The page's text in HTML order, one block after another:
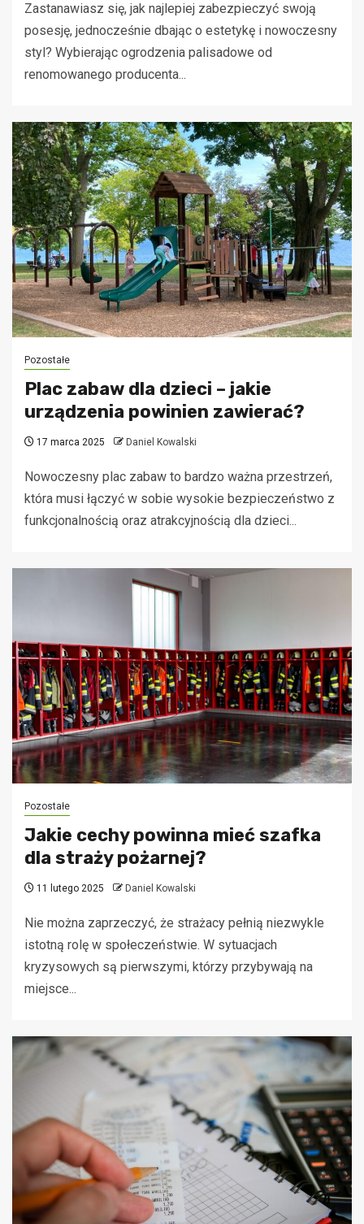
Zastanawiasz się, jak najlepiej zabezpieczyć swoją
posesję, jednocześnie dbając o estetykę i nowoczesny
styl? Wybierając ogrodzenia palisadowe od
renomowanego producenta...
Pozostałe
Plac zabaw dla dzieci – jakie
urządzenia powinien zawierać?
17 marca 2025 Daniel Kowalski
Nowoczesny plac zabaw to bardzo ważna przestrzeń,
która musi łączyć w sobie wysokie bezpieczeństwo z
funkcjonalnością oraz atrakcyjnością dla dzieci...
Pozostałe
Jakie cechy powinna mieć szafka
dla straży pożarnej?
11 lutego 2025 Daniel Kowalski
Nie można zaprzeczyć, że strażacy pełnią niezwykle
istotną rolę w społeczeństwie. W sytuacjach
kryzysowych są pierwszymi, którzy przybywają na
miejsce...